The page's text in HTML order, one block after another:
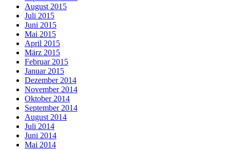
August 2015
Juli 2015
Juni 2015
Mai 2015
April 2015
März 2015
Februar 2015
Januar 2015
Dezember 2014
November 2014
Oktober 2014
September 2014
August 2014
Juli 2014
Juni 2014
Mai 2014